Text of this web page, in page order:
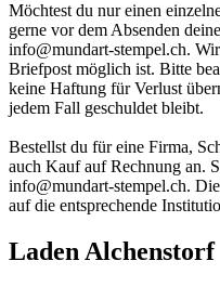
Möchtest du nur einen
gerne vor dem Absenden
info@mundart-stempel.ch.
Briefpost möglich ist. Bitte
keine Haftung für Verlust
jedem Fall geschuldet bleibt.
Bestellst du für eine Firma,
auch Kauf auf Rechnung an.
info@mundart-stempel.ch.
auf die entsprechende
Laden Alchenstorf